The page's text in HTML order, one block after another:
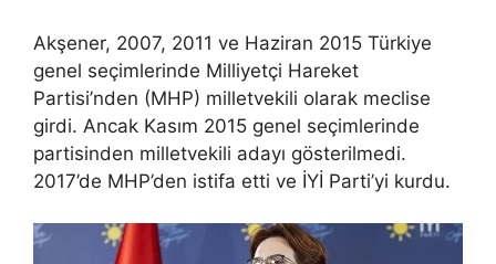
Akşener, 2007, 2011 ve Haziran 2015 Türkiye
genel seçimlerinde Milliyetçi Hareket
Partisi’nden (MHP) milletvekili olarak meclise
girdi. Ancak Kasım 2015 genel seçimlerinde
partisinden milletvekili adayı gösterilmedi.
2017’de MHP’den istifa etti ve İYİ Parti’yi kurdu.